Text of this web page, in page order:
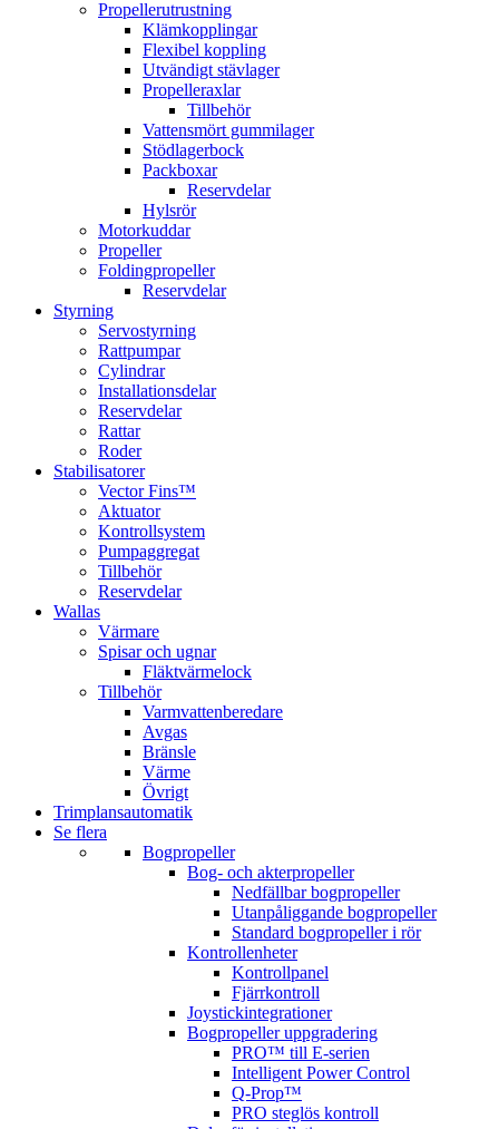
Propellerutrustning
Klämkopplingar
Flexibel koppling
Utvändigt stävlager
Propelleraxlar
Tillbehör
Vattensmört gummilager
Stödlagerbock
Packboxar
Reservdelar
Hylsrör
Motorkuddar
Propeller
Foldingpropeller
Reservdelar
Styrning
Servostyrning
Rattpumpar
Cylindrar
Installationsdelar
Reservdelar
Rattar
Roder
Stabilisatorer
Vector Fins™
Aktuator
Kontrollsystem
Pumpaggregat
Tillbehör
Reservdelar
Wallas
Värmare
Spisar och ugnar
Fläktvärmelock
Tillbehör
Varmvattenberedare
Avgas
Bränsle
Värme
Övrigt
Trimplansautomatik
Se flera
Bogpropeller
Bog- och akterpropeller
Nedfällbar bogpropeller
Utanpåliggande bogpropeller
Standard bogpropeller i rör
Kontrollenheter
Kontrollpanel
Fjärrkontroll
Joystickintegrationer
Bogpropeller uppgradering
PRO™ till E-serien
Intelligent Power Control
Q-Prop™
PRO steglös kontroll